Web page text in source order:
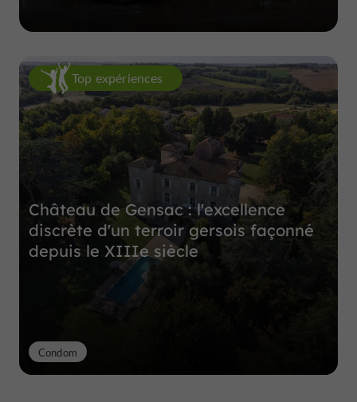
Top expériences
Château de Gensac : l'excellence
discrète d'un terroir gersois façonné
depuis le XIIIe siècle
Condom